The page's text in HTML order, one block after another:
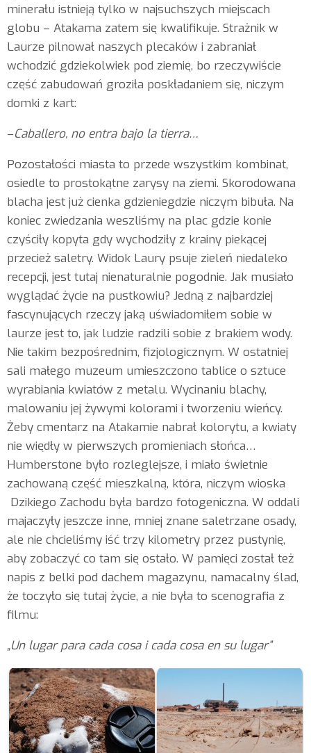
minerału istnieją tylko w najsuchszych miejscach
globu – Atakama zatem się kwalifikuje. Strażnik w
Laurze pilnował naszych plecaków i zabraniał
wchodzić gdziekolwiek pod ziemię, bo rzeczywiście
część zabudowań groziła poskładaniem się, niczym
domki z kart:
–Caballero, no entra bajo la tierra…
Pozostałości miasta to przede wszystkim kombinat,
osiedle to prostokątne zarysy na ziemi. Skorodowana
blacha jest już cienka gdzieniegdzie niczym bibuła. Na
koniec zwiedzania weszliśmy na plac gdzie konie
czyściły kopyta gdy wychodziły z krainy piekącej
przecież saletry. Widok Laury psuje zieleń niedaleko
recepcji, jest tutaj nienaturalnie pogodnie. Jak musiało
wyglądać życie na pustkowiu? Jedną z najbardziej
fascynujących rzeczy jaką uświadomiłem sobie w
laurze jest to, jak ludzie radzili sobie z brakiem wody.
Nie takim bezpośrednim, fizjologicznym. W ostatniej
sali małego muzeum umieszczono tablice o sztuce
wyrabiania kwiatów z metalu. Wycinaniu blachy,
malowaniu jej żywymi kolorami i tworzeniu wieńcy.
Żeby cmentarz na Atakamie nabrał kolorytu, a kwiaty
nie więdły w pierwszych promieniach słońca…
Humberstone było rozleglejsze, i miało świetnie
zachowaną część mieszkalną, która, niczym wioska
Dzikiego Zachodu była bardzo fotogeniczna. W oddali
majaczyły jeszcze inne, mniej znane saletrzane osady,
ale nie chcieliśmy iść trzy kilometry przez pustynię,
aby zobaczyć co tam się ostało. W pamięci został też
napis z belki pod dachem magazynu, namacalny ślad,
że toczyło się tutaj życie, a nie była to scenografia z
filmu:
„Un lugar para cada cosa i cada cosa en su lugar”